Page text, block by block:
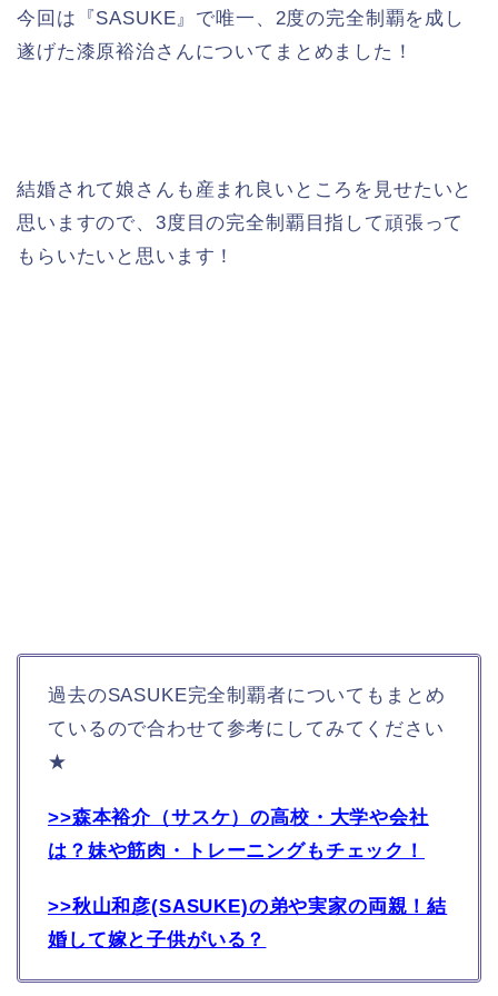
今回は『SASUKE』で唯一、2度の完全制覇を成し
遂げた漆原裕治さんについてまとめました！
結婚されて娘さんも産まれ良いところを見せたいと
思いますので、3度目の完全制覇目指して頑張って
もらいたいと思います！
過去のSASUKE完全制覇者についてもまとめ
ているので合わせて参考にしてみてください
★
>>森本裕介（サスケ）の高校・大学や会社
は？妹や筋肉・トレーニングもチェック！
>>秋山和彦(SASUKE)の弟や実家の両親！結
婚して嫁と子供がいる？